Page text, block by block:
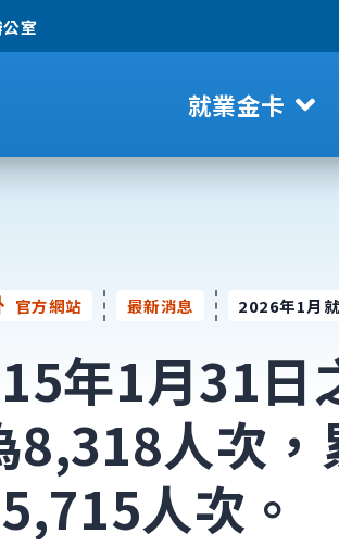
室
就業金卡
官方網站 最新消息 2026年1月
年1月31日
8,318人次，
人次。